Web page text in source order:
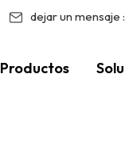
dejar un mensaje :
Productos